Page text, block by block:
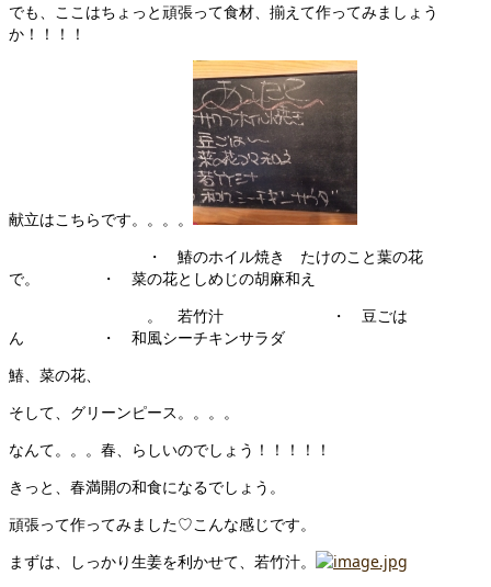
でも、ここはちょっと頑張って食材、揃えて作ってみましょう
か！！！！
献立はこちらです。。。。
・ 鰆のホイル焼き たけのこと葉の花
で。 ・ 菜の花としめじの胡麻和え
。 若竹汁 ・ 豆ごは
ん ・ 和風シーチキンサラダ
鰆、菜の花、
そして、グリーンピース。。。。
なんて。。。春、らしいのでしょう！！！！！
きっと、春満開の和食になるでしょう。
頑張って作ってみました♡こんな感じです。
まずは、しっかり生姜を利かせて、若竹汁。